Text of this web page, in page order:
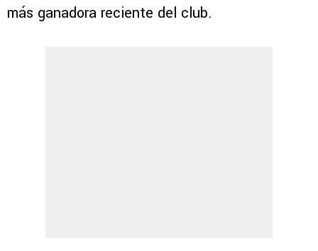
más ganadora reciente del club.